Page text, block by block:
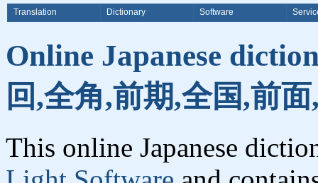
Translation Dictionary Software
Online Japanese
回,全角,前期,全国,前
This online Japanese